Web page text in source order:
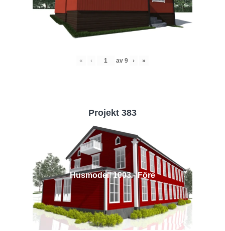
« ‹ av 9 › »
Projekt 383
Husmodell 1003 - Före